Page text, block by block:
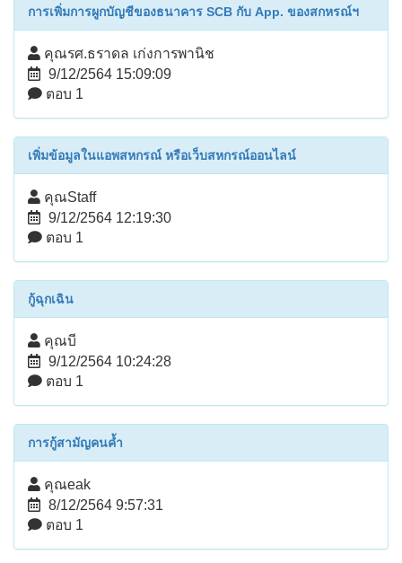
การเพิ่มการผูกบัญชีของธนาคาร SCB กับ App. ของสกหรณ์ฯ
คุณรศ.ธราดล เก่งการพานิช
9/12/2564 15:09:09
ตอบ 1
เพิ่มข้อมูลในแอพสหกรณ์ หรือเว็บสหกรณ์ออนไลน์
คุณStaff
9/12/2564 12:19:30
ตอบ 1
กู้ฉุกเฉิน
คุณบี
9/12/2564 10:24:28
ตอบ 1
การกู้สามัญคนค้ำ
คุณeak
8/12/2564 9:57:31
ตอบ 1